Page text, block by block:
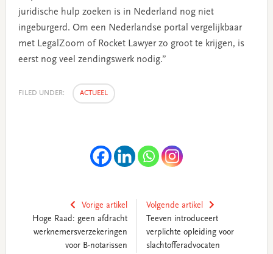
juridische hulp zoeken is in Nederland nog niet
ingeburgerd. Om een Nederlandse portal vergelijkbaar
met LegalZoom of Rocket Lawyer zo groot te krijgen, is
eerst nog veel zendingswerk nodig.”
FILED UNDER: ACTUEEL
Vorige artikel
Hoge Raad: geen afdracht
werknemersverzekeringen
voor B-notarissen
Volgende artikel
Teeven introduceert
verplichte opleiding voor
slachtofferadvocaten